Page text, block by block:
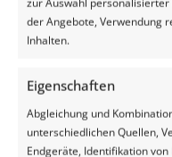
der Angebote, Verwendung
Inhalten.
Eigenschaften
Abgleichung und
unterschiedlichen Quellen,
Endgeräte, Identifikation